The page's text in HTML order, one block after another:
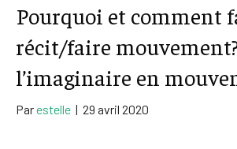
Pourquoi et comment
récit/faire
l’imaginaire en
Parestelle | 29 avril 2020